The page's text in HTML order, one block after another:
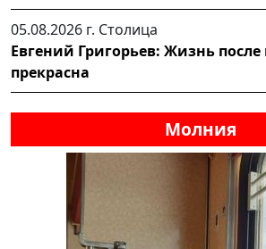
05.08.2026 г. Столица
Евгений Григорьев: Жизнь после
прекрасна
Молния